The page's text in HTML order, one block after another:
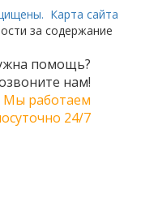
Карта сайта
за содержание
помощь?
нам!
Мы работаем
24/7